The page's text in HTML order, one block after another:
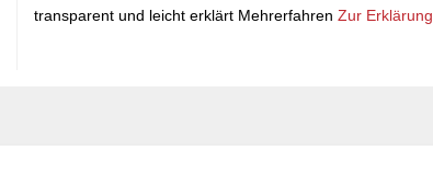
transparent und leicht erklärt Mehrerfahren Zur Erklärung